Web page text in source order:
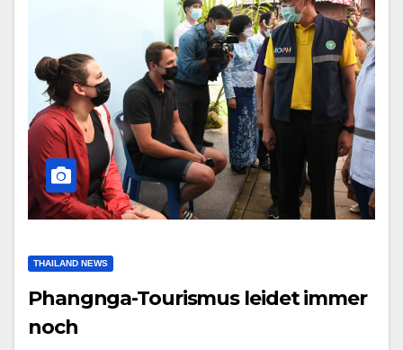
THAILAND NEWS
Phangnga-Tourismus leidet immer
noch